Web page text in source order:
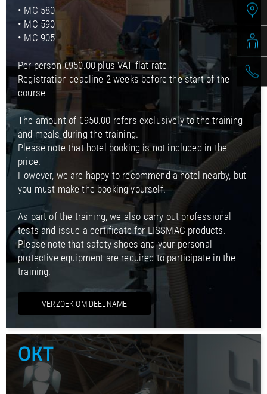
• MC 580
• MC 590
• MC 905
Per person €950.00 plus VAT flat rate
Registration deadline 2 weeks before the start of the
course
The amount of €950.00 refers exclusively to the training
and meals during the training.
Please note that hotel booking is not included in the
price.
However, we are happy to recommend a hotel nearby, but
you must make the booking yourself.
As part of the training, we also carry out professional
tests and issue a certificate for LISSMAC products.
Please note that safety shoes and your personal
protective equipment are required to participate in the
training.
VERZOEK OM DEELNAME
OKT